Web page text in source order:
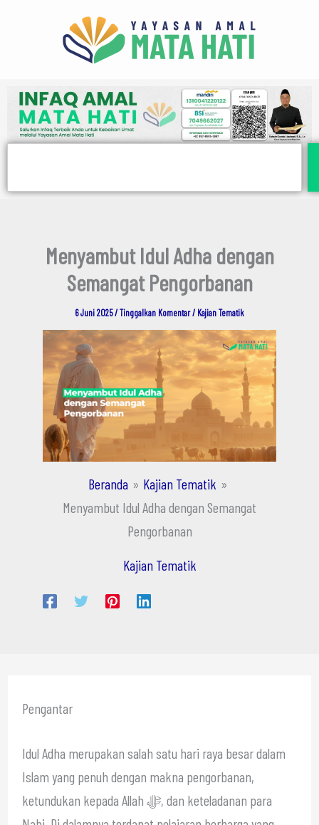
Menyambut Idul Adha dengan
Semangat Pengorbanan
6 Juni 2025/Tinggalkan Komentar/ Kajian Tematik
Beranda
Kajian Tematik
Menyambut Idul Adha dengan Semangat
Pengorbanan
Kajian Tematik
Pengantar
Idul Adha merupakan salah satu hari raya besar dalam
Islam yang penuh dengan makna pengorbanan,
ketundukan kepada Allah ﷻ, dan keteladanan para